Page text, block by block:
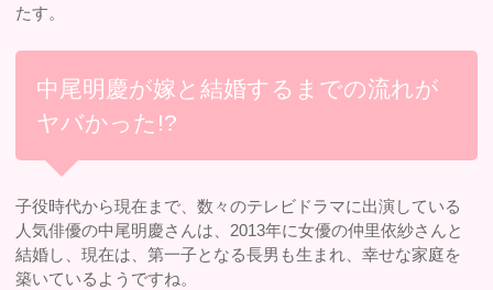
たす。
中尾明慶が嫁と結婚するまでの流れが
ヤバかった!?
子役時代から現在まで、数々のテレビドラマに出演している
人気俳優の中尾明慶さんは、2013年に女優の仲里依紗さんと
結婚し、現在は、第一子となる長男も生まれ、幸せな家庭を
築いているようですね。